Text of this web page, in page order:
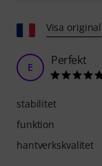
Visa original
E Perfekt
stabilitet
funktion
hantverkskvalitet